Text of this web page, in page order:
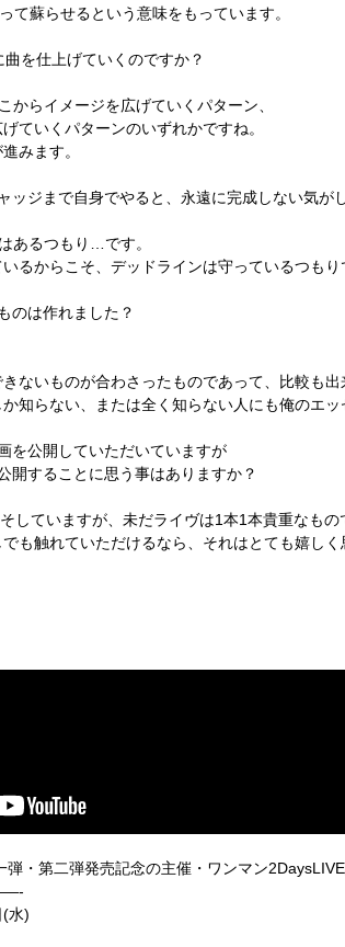
て蘇らせるという意味をもっています。
を仕上げていくのですか？
からイメージを広げていくパターン、
ていくパターンのいずれかですね。
みます。
ッジまで自身でやると、永遠に完成しない気が
あるつもり…です。
るからこそ、デッドラインは守っているつも
のは作れました？
ないものが合わさったものであって、比較も出
知らない、または全く知らない人にも俺のエ
を公開していただいていますが
開することに思う事はありますか？
していますが、未だライヴは1本1本貴重なもの
も触れていただけるなら、それはとても嬉しく
・第二弾発売記念の主催・ワンマン2DaysLIVE
(水)